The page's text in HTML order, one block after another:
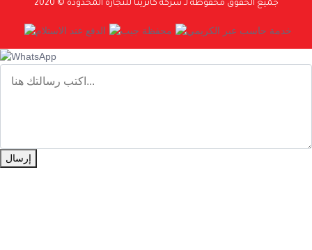
جميع الحقوق محفوظة لـ شركة كاترينا للتجارة المحدودة © 2020
إرسال